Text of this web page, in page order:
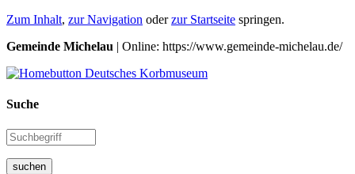
Zum Inhalt, zur Navigation oderzur Startseite springen.
Gemeinde Michelau | Online: https://www.gemeinde-michelau.de/
Suche
suchen